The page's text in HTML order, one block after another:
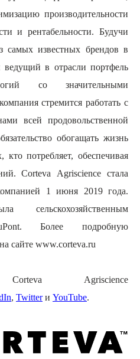
производительности
и рентабельности. Будучи
самых известных брендов в
ведущий в отрасли портфель
со значительными
стремится работать с
всей продовольственной
обогащать жизнь
потребляет, обеспечивая
Corteva Agriscience стала
1 июня 2019 года.
. Более подробную
сайте www.corteva.ru
Corteva
Agriscience
, Twitter и YouTube.